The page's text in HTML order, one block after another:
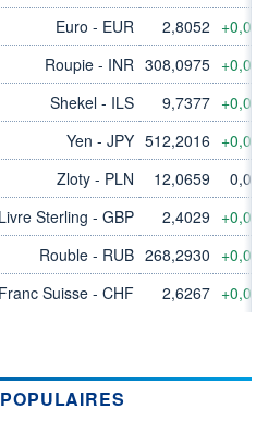
Euro - EUR 2,8052
Roupie - INR 308,0975
Shekel - ILS 9,7377
Yen - JPY 512,2016
Zloty - PLN 12,0659
Livre Sterling - GBP 2,4029
Rouble - RUB 268,2930
Franc Suisse - CHF 2,6267